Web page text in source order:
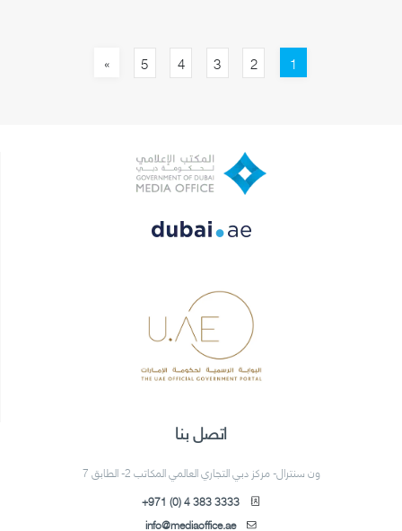
1
2
3
4
5
»
اتصل بنا
ون سنترال- مركز دبي التجاري العالمي المكاتب 2- الطابق 7
+971 (0) 4 383 3333
info@mediaoffice.ae